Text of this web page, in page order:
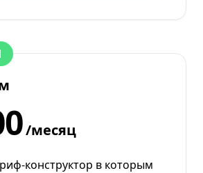
/месяц
конструктор в которым